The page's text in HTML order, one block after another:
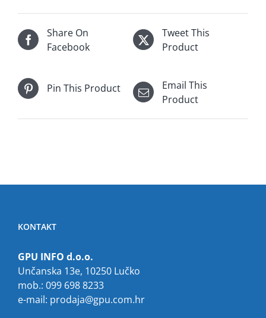
Share On
Facebook
Tweet This
Product
Pin This Product
Email This
Product
KONTAKT
GPU INFO d.o.o.
Unčanska 13e, 10250 Lučko
mob.: 099 698 8233
e-mail: prodaja@gpu.com.hr